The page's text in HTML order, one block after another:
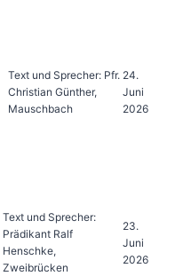
Text und Sprecher: Pfr.
Christian Günther,
Mauschbach
24.
Juni
2026
Text und Sprecher:
Prädikant Ralf
Henschke,
Zweibrücken
23.
Juni
2026